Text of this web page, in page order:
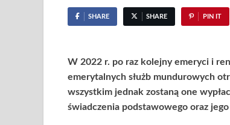
SHARE SHARE PIN IT
W 2022 r. po raz kolejny emeryci i
emerytalnych służb mundurowych
wszystkim jednak zostaną one
świadczenia podstawowego oraz